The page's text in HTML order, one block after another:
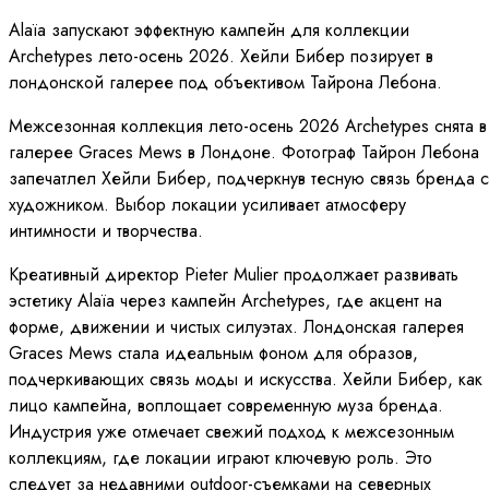
Alaïa запускают эффектную кампейн для коллекции
Archetypes лето-осень 2026. Хейли Бибер позирует в
лондонской галерее под объективом Тайрона Лебона.
Межсезонная коллекция лето-осень 2026 Archetypes снята в
галерее Graces Mews в Лондоне. Фотограф Тайрон Лебона
запечатлел Хейли Бибер, подчеркнув тесную связь бренда с
художником. Выбор локации усиливает атмосферу
интимности и творчества.
Креативный директор Pieter Mulier продолжает развивать
эстетику Alaïa через кампейн Archetypes, где акцент на
форме, движении и чистых силуэтах. Лондонская галерея
Graces Mews стала идеальным фоном для образов,
подчеркивающих связь моды и искусства. Хейли Бибер, как
лицо кампейна, воплощает современную муза бренда.
Индустрия уже отмечает свежий подход к межсезонным
коллекциям, где локации играют ключевую роль. Это
следует за недавними outdoor-съемками на северных